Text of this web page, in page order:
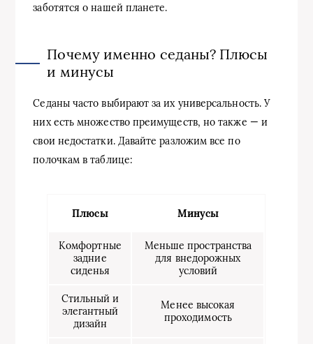
заботятся о нашей планете.
Почему именно седаны? Плюсы
и минусы
Седаны часто выбирают за их универсальность. У
них есть множество преимуществ, но также — и
свои недостатки. Давайте разложим все по
полочкам в таблице:
Плюсы Минусы
Комфортные
задние
сиденья
Меньше пространства
для внедорожных
условий
Стильный и
элегантный
дизайн
Менее высокая
проходимость